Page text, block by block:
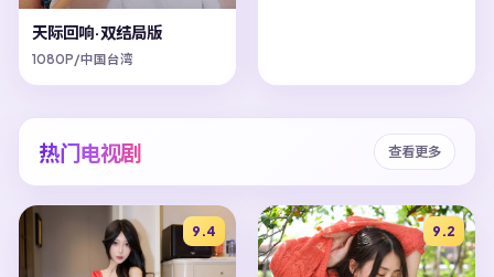
天际回响·双结局版
1080P/中国台湾
热门电视剧 查看更多
9.4 9.2